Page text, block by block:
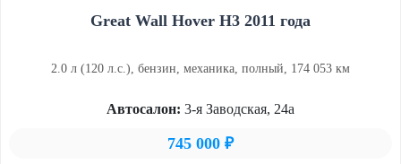
Great Wall Hover Н3 2011 года
2.0 л (120 л.с.), бензин, механика, полный, 174 053 км
Автосалон: 3-я Заводская, 24а
745 000 ₽